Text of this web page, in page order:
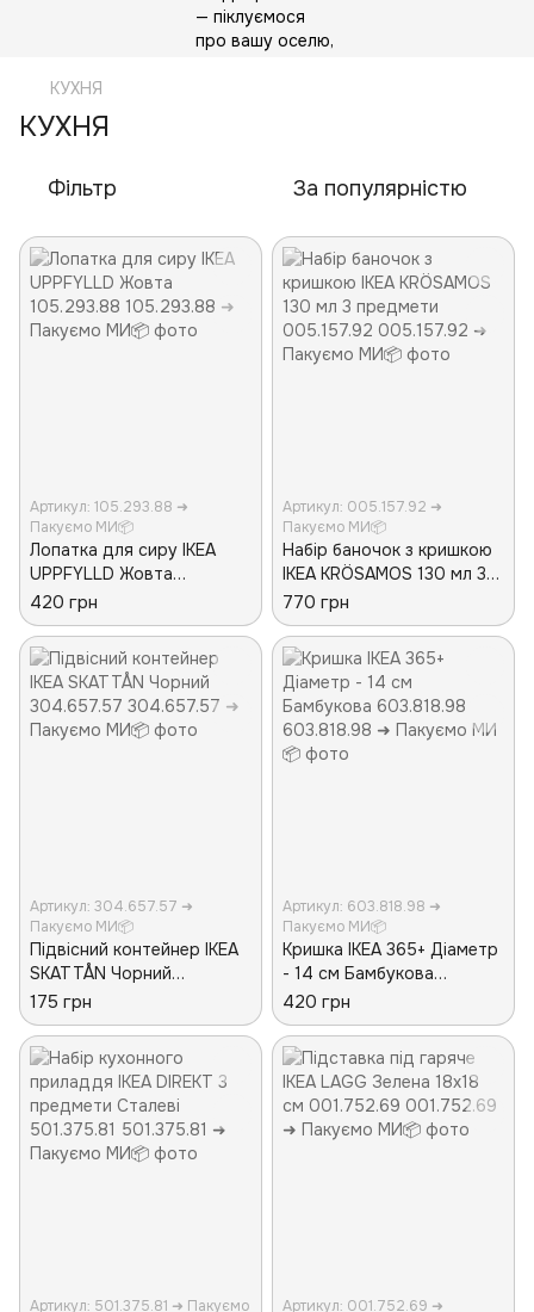
КУХНЯ
КУХНЯ
Фільтр За популярністю
Артикул: 105.293.88 ➜
Пакуємо МИ📦
Лопатка для сиру IKEA
UPPFYLLD Жовта
105.293.88
420 грн
Артикул: 005.157.92 ➜
Пакуємо МИ📦
Набір баночок з кришкою
IKEA KRÖSAMOS 130 мл 3
предмети 005.157.92
770 грн
Артикул: 304.657.57 ➜
Пакуємо МИ📦
Підвісний контейнер IKEA
SKATTÅN Чорний
304.657.57
175 грн
Артикул: 603.818.98 ➜
Пакуємо МИ📦
Кришка IKEA 365+ Діаметр
- 14 см Бамбукова
603.818.98
420 грн
Артикул: 501.375.81 ➜ Пакуємо
Артикул: 001.752.69 ➜